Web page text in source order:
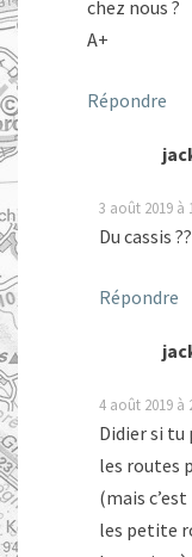
chez nous ?
A+
Répondre
3 août 2019 à
Du cassis
Répondre
4 août 2019 à
Didier si tu
les routes
(mais
les petite